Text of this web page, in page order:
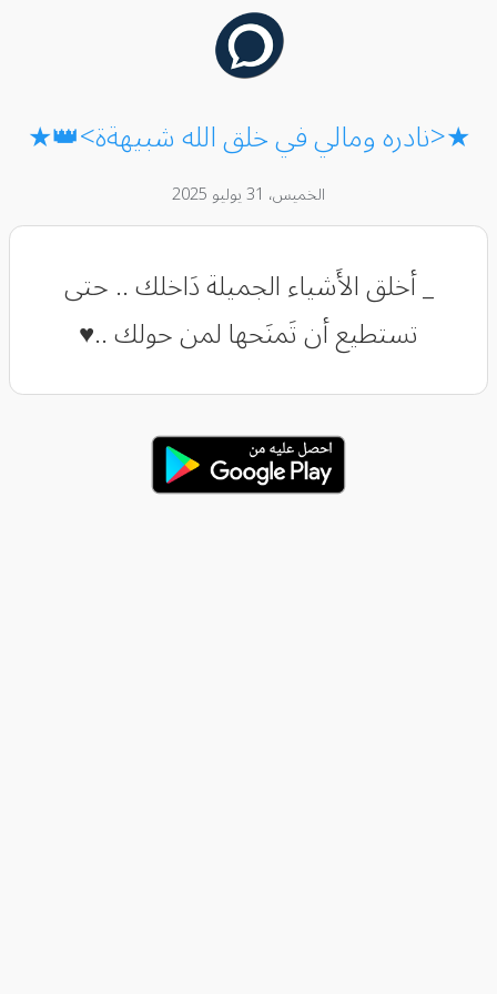
★<نادره ومالي في خلق الله شبيهةة>👑★
الخميس، 31 يوليو 2025
_ أخلق الأَشياء الجميلة دَاخلك .. حتى
تستطيع أن تَمنَحها لمن حولك ..♥